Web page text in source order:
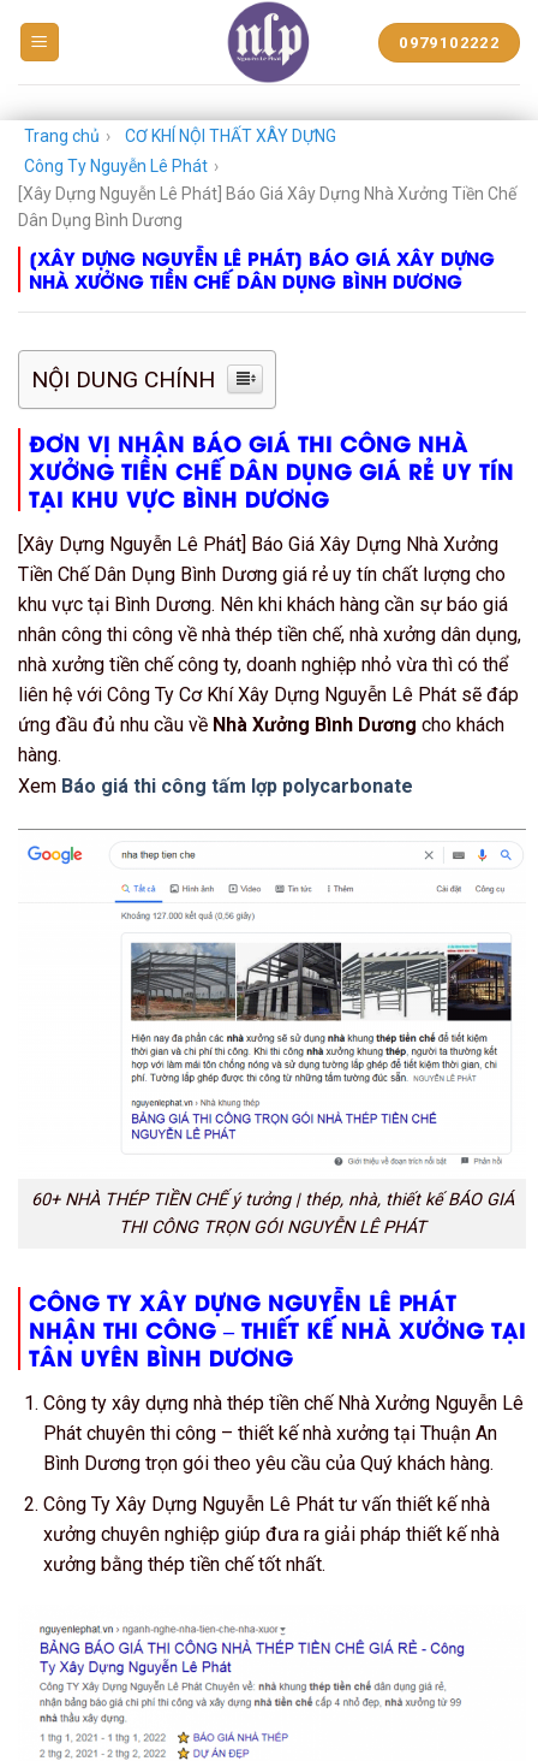
NHỰA
PHÁT
0979102222
Trang chủ ›
CƠ KHÍ NỘI THẤT XÂY DỰNG
Công Ty Nguyễn Lê Phát ›
[Xây Dựng Nguyễn Lê Phát] Báo Giá Xây Dựng Nhà Xưởng Tiền Chế
Dân Dụng Bình Dương
[XÂY DỰNG NGUYỄN LÊ PHÁT] BÁO GIÁ XÂY DỰNG
NHÀ XƯỞNG TIỀN CHẾ DÂN DỤNG BÌNH DƯƠNG
NỘI DUNG CHÍNH
ĐƠN VỊ NHẬN BÁO GIÁ THI CÔNG NHÀ
XƯỞNG TIỀN CHẾ DÂN DỤNG GIÁ RẺ UY TÍN
TẠI KHU VỰC BÌNH DƯƠNG
[Xây Dựng Nguyễn Lê Phát] Báo Giá Xây Dựng Nhà Xưởng
Tiền Chế Dân Dụng Bình Dương giá rẻ uy tín chất lượng cho
khu vực tại Bình Dương. Nên khi khách hàng cần sự báo giá
nhân công thi công về nhà thép tiền chế, nhà xưởng dân dụng,
nhà xưởng tiền chế công ty, doanh nghiệp nhỏ vừa thì có thể
liên hệ với Công Ty Cơ Khí Xây Dựng Nguyễn Lê Phát sẽ đáp
ứng đầu đủ nhu cầu về Nhà Xưởng Bình Dương cho khách
hàng.
Xem Báo giá thi công tấm lợp polycarbonate
60+ NHÀ THÉP TIỀN CHẾ ý tưởng | thép, nhà, thiết kế BÁO GIÁ
THI CÔNG TRỌN GÓI NGUYỄN LÊ PHÁT
CÔNG TY XÂY DỰNG NGUYỄN LÊ PHÁT
NHẬN THI CÔNG – THIẾT KẾ NHÀ XƯỞNG TẠI
TÂN UYÊN BÌNH DƯƠNG
Công ty xây dựng nhà thép tiền chế Nhà Xưởng Nguyễn Lê
Phát chuyên thi công – thiết kế nhà xưởng tại Thuận An
Bình Dương trọn gói theo yêu cầu của Quý khách hàng.
Công Ty Xây Dựng Nguyễn Lê Phát tư vấn thiết kế nhà
xưởng chuyên nghiệp giúp đưa ra giải pháp thiết kế nhà
xưởng bằng thép tiền chế tốt nhất.